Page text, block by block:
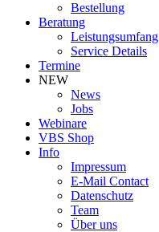
Bestellung
Beratung
Leistungsumfang
Service Details
Termine
NEW
News
Jobs
Webinare
VBS Shop
Info
Impressum
E-Mail Contact
Datenschutz
Team
Über uns